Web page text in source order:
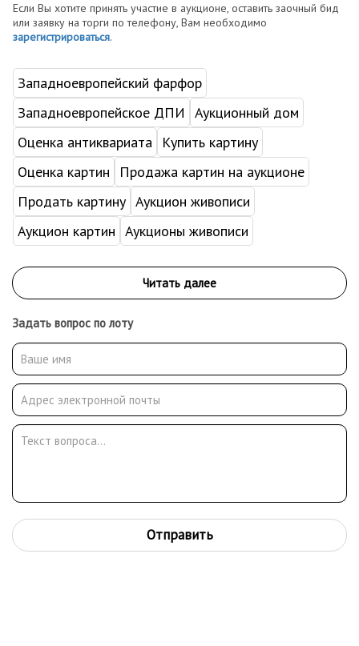
Если Вы хотите принять участие в аукционе, оставить заочный бид
или заявку на торги по телефону, Вам необходимо
зарегистрироваться.
Западноевропейский фарфор
Западноевропейское ДПИ
Аукционный дом
Оценка антиквариата
Купить картину
Оценка картин
Продажа картин на аукционе
Продать картину Аукцион живописи
Аукцион картин Аукционы живописи
Задать вопрос по лоту
Отправить